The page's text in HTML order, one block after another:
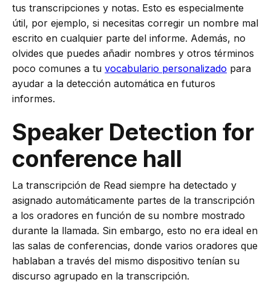
tus transcripciones y notas. Esto es especialmente
útil, por ejemplo, si necesitas corregir un nombre mal
escrito en cualquier parte del informe. Además, no
olvides que puedes añadir nombres y otros términos
poco comunes a tu vocabulario personalizado para
ayudar a la detección automática en futuros
informes.
Speaker Detection for
conference hall
La transcripción de Read siempre ha detectado y
asignado automáticamente partes de la transcripción
a los oradores en función de su nombre mostrado
durante la llamada. Sin embargo, esto no era ideal en
las salas de conferencias, donde varios oradores que
hablaban a través del mismo dispositivo tenían su
discurso agrupado en la transcripción.